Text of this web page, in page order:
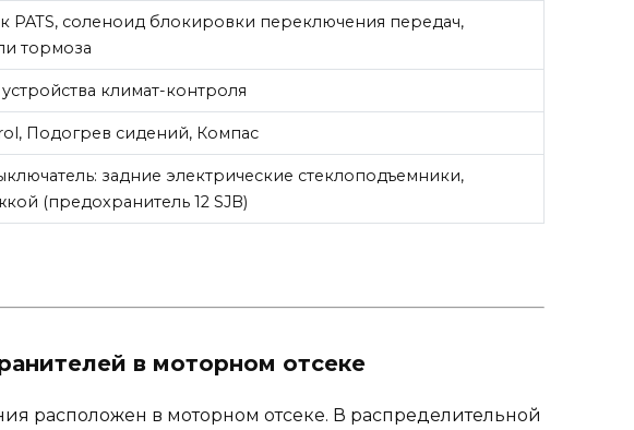
PATS, соленоид блокировки переключения передач,
тормоза
климат-контроля
Подогрев сидений, Компас
задние электрические стеклоподъемники,
(предохранитель 12 SJB)
в моторном отсеке
расположен в моторном отсеке. В распределительной